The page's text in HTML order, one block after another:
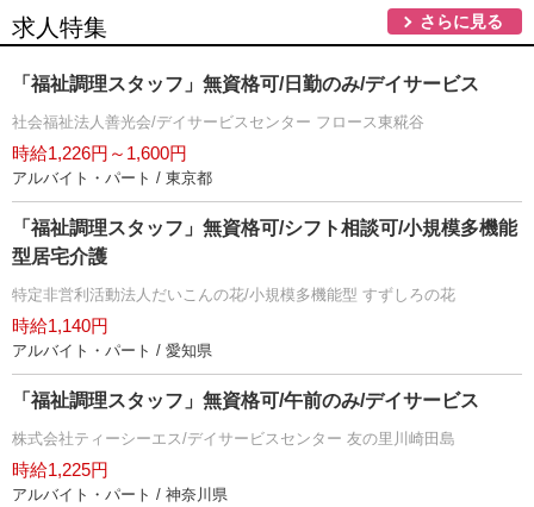
求人特集 さらに見る
「福祉調理スタッフ」無資格可/日勤のみ/デイサービス
社会福祉法人善光会/デイサービスセンター フロース東糀谷
時給1,226円～1,600円
アルバイト・パート / 東京都
「福祉調理スタッフ」無資格可/シフト相談可/小規模多機能
型居宅介護
特定非営利活動法人だいこんの花/小規模多機能型 すずしろの花
時給1,140円
アルバイト・パート / 愛知県
「福祉調理スタッフ」無資格可/午前のみ/デイサービス
株式会社ティーシーエス/デイサービスセンター 友の里川崎田島
時給1,225円
アルバイト・パート / 神奈川県